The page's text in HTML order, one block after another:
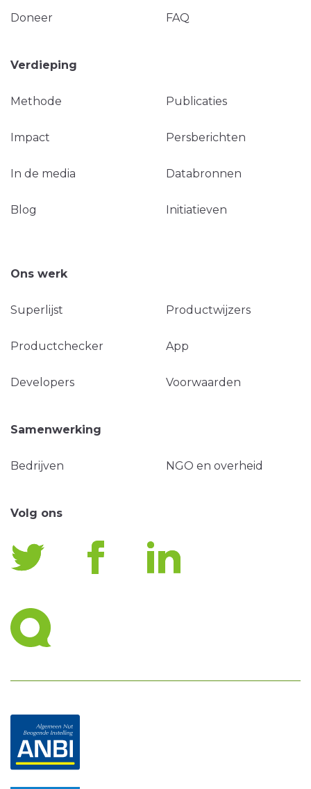
Doneer FAQ
Verdieping
Methode Publicaties
Impact Persberichten
In de media Databronnen
Blog Initiatieven
Ons werk
Superlijst Productwijzers
Productchecker App
Developers Voorwaarden
Samenwerking
Bedrijven NGO en overheid
Volg ons